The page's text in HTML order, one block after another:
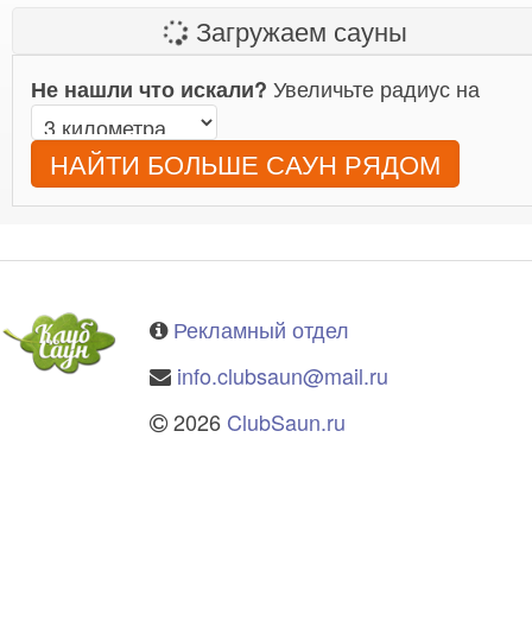
Загружаем сауны
Не нашли что искали? Увеличьте радиус на
НАЙТИ БОЛЬШЕ САУН РЯДОМ
Рекламный отдел
info.clubsaun@mail.ru
2026 ClubSaun.ru